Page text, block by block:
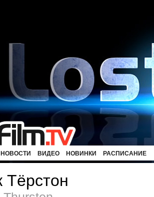
НОВОСТИ ВИДЕО НОВИНКИ РАСПИСАНИЕ
Тёрстон